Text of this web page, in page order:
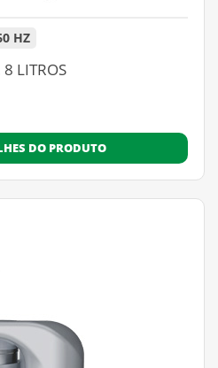
HZ
8 LITROS
DO PRODUTO